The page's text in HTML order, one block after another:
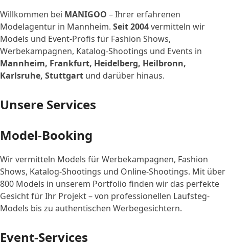
Willkommen bei MANIGOO – Ihrer erfahrenen
Modelagentur in Mannheim. Seit 2004vermitteln wir
Models und Event-Profis für Fashion Shows,
Werbekampagnen, Katalog-Shootings und Events in
Mannheim, Frankfurt, Heidelberg, Heilbronn,
Karlsruhe, Stuttgart und darüber hinaus.
Unsere Services
Model-Booking
Wir vermitteln Models für Werbekampagnen, Fashion
Shows, Katalog-Shootings und Online-Shootings. Mit über
800 Models in unserem Portfolio finden wir das perfekte
Gesicht für Ihr Projekt – von professionellen Laufsteg-
Models bis zu authentischen Werbegesichtern.
Event-Services